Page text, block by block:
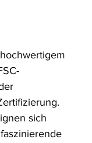
sich